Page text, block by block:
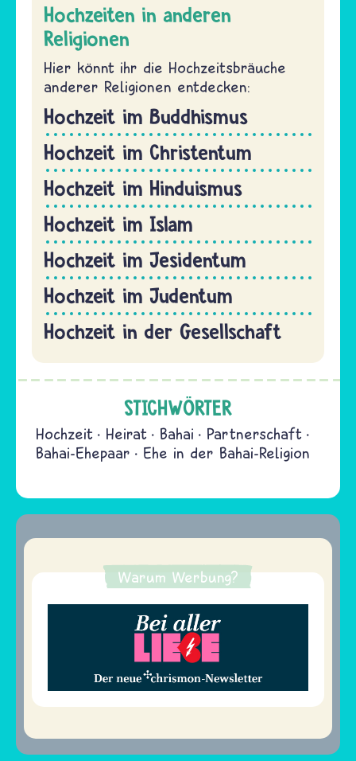
Hochzeiten in anderen
Religionen
Hier könnt ihr die Hochzeitsbräuche
anderer Religionen entdecken:
Hochzeit im Buddhismus
Hochzeit im Christentum
Hochzeit im Hinduismus
Hochzeit im Islam
Hochzeit im Jesidentum
Hochzeit im Judentum
Hochzeit in der Gesellschaft
STICHWÖRTER
Hochzeit Heirat Bahai
Partnerschaft
Bahai-Ehepaar
Ehe in der Bahai-Religion
Warum Werbung?